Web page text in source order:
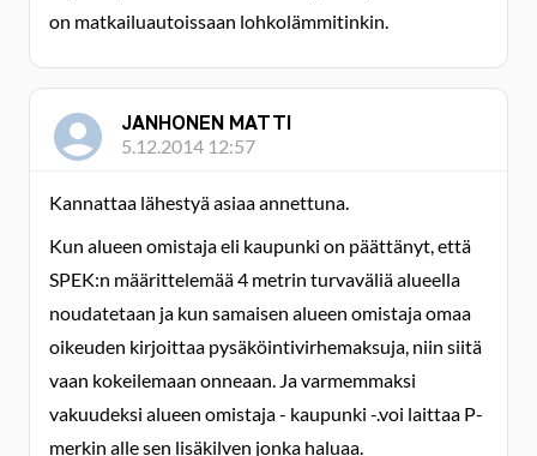
on matkailuautoissaan lohkolämmitinkin.
JANHONEN MATTI
5.12.2014 12:57
Kannattaa lähestyä asiaa annettuna.
Kun alueen omistaja eli kaupunki on päättänyt, että
SPEK:n määrittelemää 4 metrin turvaväliä alueella
noudatetaan ja kun samaisen alueen omistaja omaa
oikeuden kirjoittaa pysäköintivirhemaksuja, niin siitä
vaan kokeilemaan onneaan. Ja varmemmaksi
vakuudeksi alueen omistaja - kaupunki -.voi laittaa P-
merkin alle sen lisäkilven jonka haluaa.